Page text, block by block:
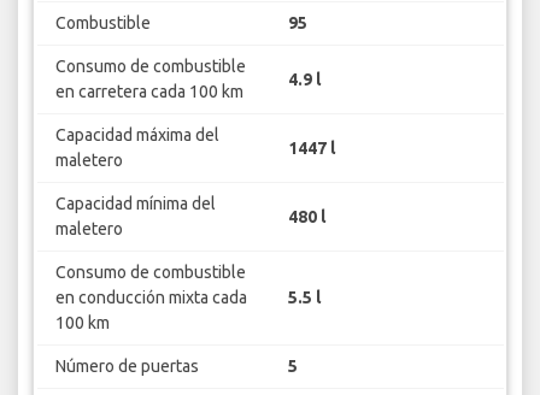
Combustible 95
Consumo de combustible
en carretera cada 100 km
4.9 l
Capacidad máxima del
maletero
1447 l
Capacidad mínima del
maletero
480 l
Consumo de combustible
en conducción mixta cada
100 km
5.5 l
Número de puertas 5